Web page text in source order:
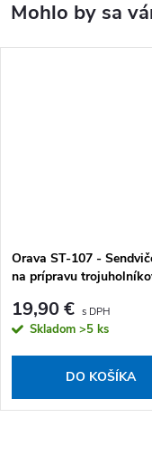
Orava ST-107 -
na prípravu
19,90 €
Skladom >5 ks
DO KOŠÍKA